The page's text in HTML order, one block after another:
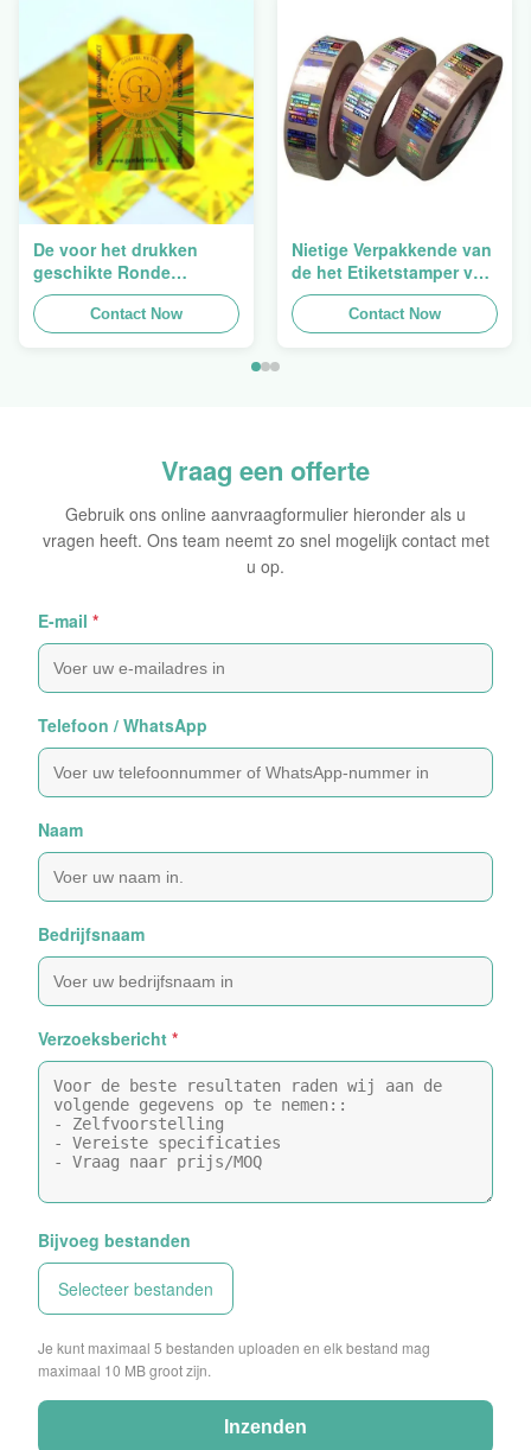
De voor het drukken
geschikte Ronde
Verpakkende
Holografische
Zelfklevende Bladen van
Contact Now
Nietige Verpakkende van
de het Etiketstamper van
de Hologramveiligheid
Duidelijke het
Hologramsticker Logo
Contact Now
Vraag een offerte
Gebruik ons online aanvraagformulier hieronder als u
vragen heeft. Ons team neemt zo snel mogelijk contact met
u op.
E-mail *
Telefoon / WhatsApp
Naam
Bedrijfsnaam
Verzoeksbericht *
Bijvoeg bestanden
Selecteer bestanden
Je kunt maximaal 5 bestanden uploaden en elk bestand mag
maximaal 10 MB groot zijn.
Inzenden